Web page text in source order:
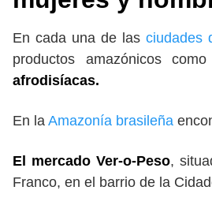
En cada una de las ciudades
productos amazónicos
afrodisíacas.
En la Amazonía brasileña
El mercado Ver-o-Peso,
Franco, en el barrio de la